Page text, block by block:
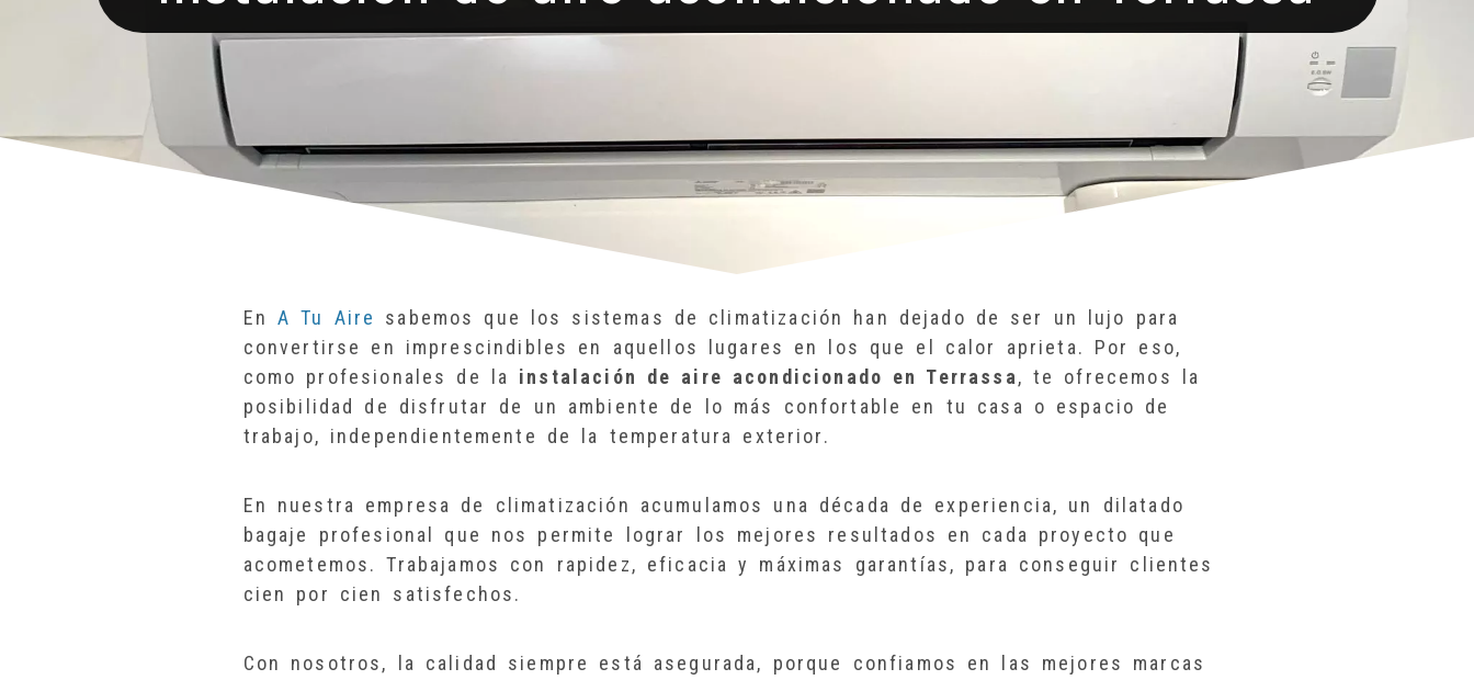
En A Tu Aire
sabemos que los sistemas de climatización han dejado de ser un lujo para
convertirse en imprescindibles en aquellos lugares en los que el calor aprieta. Por eso,
como profesionales de la instalación de aire acondicionado en Terrassa, te ofrecemos la
posibilidad de disfrutar de un ambiente de lo más confortable en tu casa o espacio de
trabajo, independientemente de la temperatura exterior.
En nuestra empresa de climatización acumulamos una década de experiencia, un dilatado
bagaje profesional que nos permite lograr los mejores resultados en cada proyecto que
acometemos. Trabajamos con rapidez, eficacia y máximas garantías, para conseguir clientes
cien por cien satisfechos.
Con nosotros, la calidad siempre está asegurada, porque confiamos en las mejores marcas